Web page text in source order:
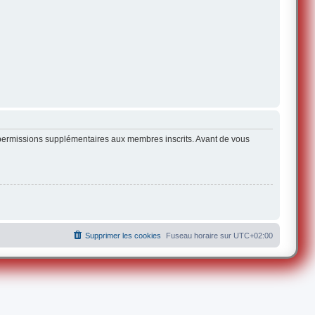
supplémentaires aux membres inscrits. Avant de vous
Fuseau horaire sur UTC+02:00
Supprimer les cookies